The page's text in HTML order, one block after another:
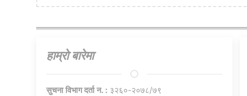
हाम्राे बारेमा
सुचना विभाग दर्ता न. : ३२६०-२०७८/७९